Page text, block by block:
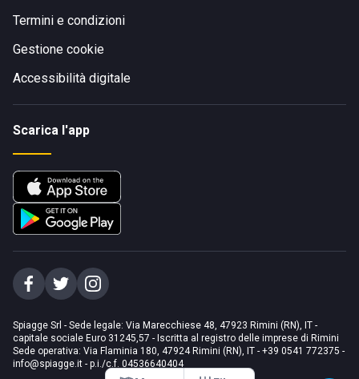
Termini e condizioni
Gestione cookie
Accessibilità digitale
Scarica l'app
Spiagge Srl - Sede legale: Via Marecchiese 48, 47923 Rimini (RN), IT -
capitale sociale Euro 31245,57 - Iscritta al registro delle imprese di Rimini
Sede operativa: Via Flaminia 180, 47924 Rimini (RN), IT - +39 0541 772375 -
info@spiagge.it - p.i./c.f. 04536640404